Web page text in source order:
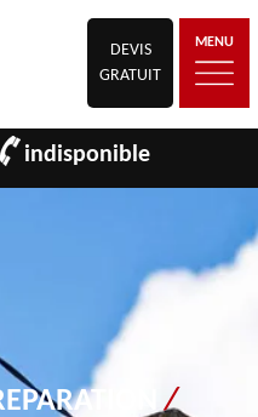
DEVIS
GRATUIT
MENU
indisponible
/